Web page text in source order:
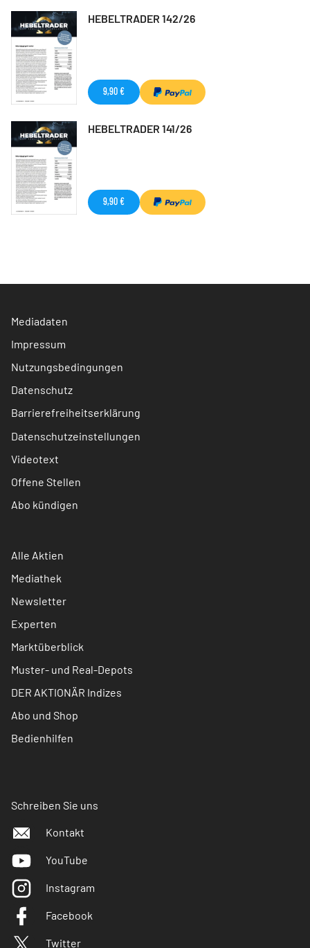
HEBELTRADER 142/26
9,90 €
HEBELTRADER 141/26
9,90 €
Mediadaten
Impressum
Nutzungsbedingungen
Datenschutz
Barrierefreiheitserklärung
Datenschutzeinstellungen
Videotext
Offene Stellen
Abo kündigen
Alle Aktien
Mediathek
Newsletter
Experten
Marktüberblick
Muster- und Real-Depots
DER AKTIONÄR Indizes
Abo und Shop
Bedienhilfen
Schreiben Sie uns
Kontakt
YouTube
Instagram
Facebook
Twitter